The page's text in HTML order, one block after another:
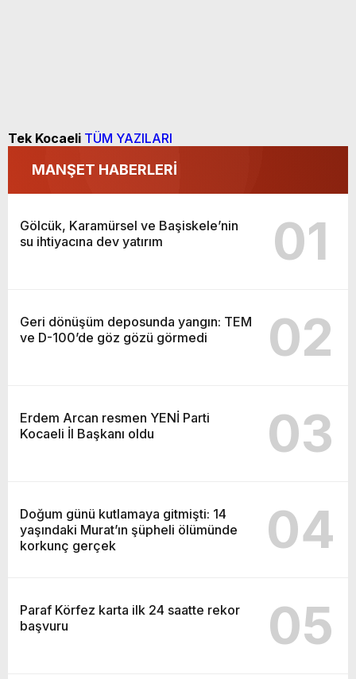
Tek Kocaeli TÜM YAZILARI
MANŞET HABERLERİ
Gölcük, Karamürsel ve Başiskele’nin
su ihtiyacına dev yatırım
01
Geri dönüşüm deposunda yangın: TEM
ve D-100’de göz gözü görmedi
02
Erdem Arcan resmen YENİ Parti
Kocaeli İl Başkanı oldu
03
Doğum günü kutlamaya gitmişti: 14
yaşındaki Murat’ın şüpheli ölümünde
korkunç gerçek
04
Paraf Körfez karta ilk 24 saatte rekor
başvuru
05